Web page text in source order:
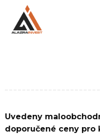
Domů/ Střešní háky
Uvedeny
doporučené ceny pro